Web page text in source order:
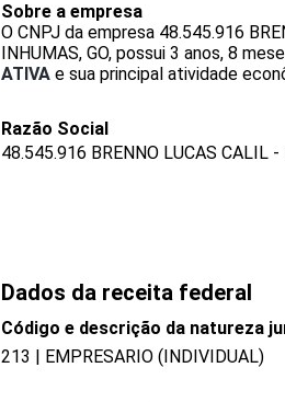
Sobre a empresa
O CNPJ da empresa 48.545.916
INHUMAS, GO, possui 3 anos, 8
ATIVA e sua principal atividade
Razão Social
48.545.916 BRENNO LUCAS CALIL -
Dados da receita federal
Código e descrição da natureza
213 | EMPRESARIO (INDIVIDUAL)